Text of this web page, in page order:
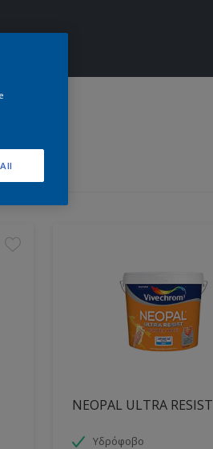
NEOPAL ULTRA RESIST
Υδρόφοβο